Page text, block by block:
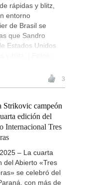
rápidas y blitz,
entorno
de Brasil se
que Sandro
Estados Unidos
3
Strikovic campeón
edición del
Internacional Tres
– La cuarta
del Abierto «Tres
se celebró del
con más de